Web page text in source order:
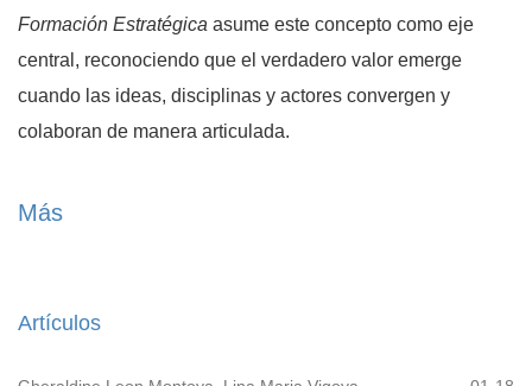
Formación Estratégica asume este concepto como eje
central, reconociendo que el verdadero valor emerge
cuando las ideas, disciplinas y actores convergen y
colaboran de manera articulada.
Más
Artículos